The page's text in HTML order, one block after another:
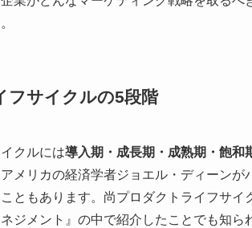
フサイクルの5段階
クルには導入期・成長期・成熟期・飽和
メリカの経済学者ジョエル・ディーン
ともあります。尚プロダクトライフサ
ジメント』の中で紹介したことでも知ら